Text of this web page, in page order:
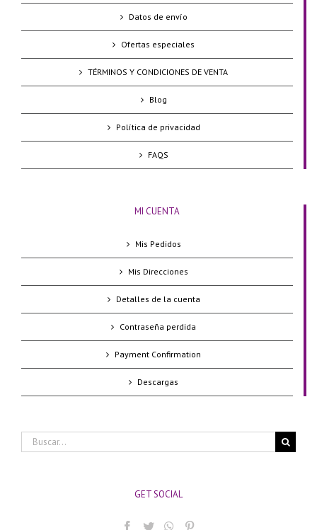
Datos de envío
Ofertas especiales
TÉRMINOS Y CONDICIONES DE VENTA
Blog
Política de privacidad
FAQS
MI CUENTA
Mis Pedidos
Mis Direcciones
Detalles de la cuenta
Contraseña perdida
Payment Confirmation
Descargas
Buscar:
GET SOCIAL